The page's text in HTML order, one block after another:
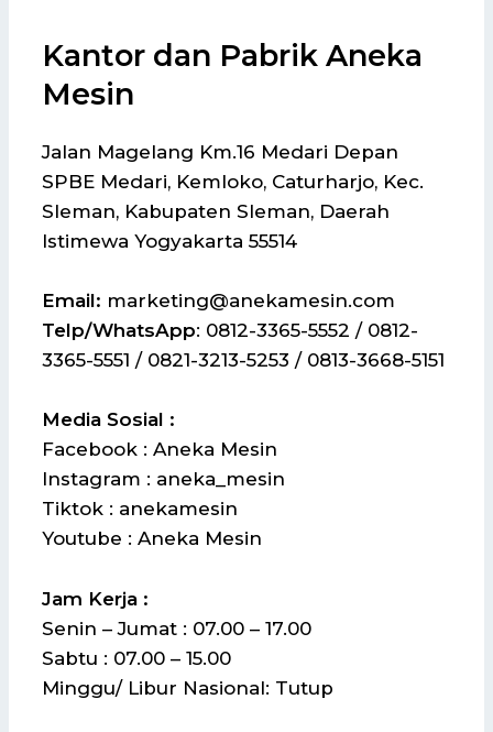
Kantor dan Pabrik Aneka
Mesin
Jalan Magelang Km.16 Medari Depan
SPBE Medari, Kemloko, Caturharjo, Kec.
Sleman, Kabupaten Sleman, Daerah
Istimewa Yogyakarta 55514
Email: marketing@anekamesin.com
Telp/WhatsApp: 0812-3365-5552 / 0812-
3365-5551 / 0821-3213-5253 / 0813-3668-5151
Media Sosial :
Facebook : Aneka Mesin
Instagram : aneka_mesin
Tiktok : anekamesin
Youtube : Aneka Mesin
Jam Kerja :
Senin – Jumat : 07.00 – 17.00
Sabtu : 07.00 – 15.00
Minggu/ Libur Nasional: Tutup